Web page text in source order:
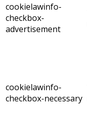
cookielawinfo-
checkbox-
advertisement
cookielawinfo-
checkbox-necessary